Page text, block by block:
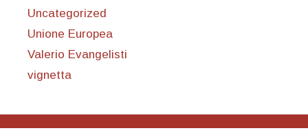
Uncategorized
Unione Europea
Valerio Evangelisti
vignetta